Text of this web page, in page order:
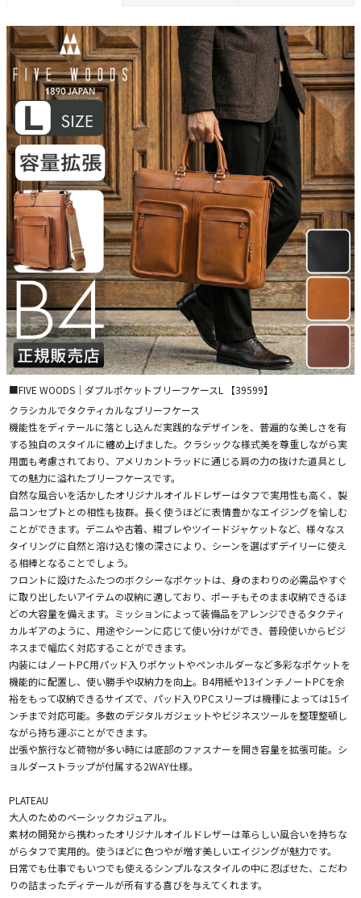
■FIVE WOODS｜ダブルポケットブリーフケースL 【39599】
クラシカルでタクティカルなブリーフケース
機能性をディテールに落とし込んだ実践的なデザインを、普遍的な美しさを有
する独自のスタイルに纏め上げました。クラシックな様式美を尊重しながら実
用面も考慮されており、アメリカントラッドに通じる肩の力の抜けた道具とし
ての魅力に溢れたブリーフケースです。
自然な風合いを活かしたオリジナルオイルドレザーはタフで実用性も高く、製
品コンセプトとの相性も抜群。長く使うほどに表情豊かなエイジングを愉しむ
ことができます。デニムや古着、紺ブレやツイードジャケットなど、様々なス
タイリングに自然と溶け込む懐の深さにより、シーンを選ばずデイリーに使え
る相棒となることでしょう。
フロントに設けたふたつのボクシーなポケットは、身のまわりの必需品やすぐ
に取り出したいアイテムの収納に適しており、ポーチもそのまま収納できるほ
どの大容量を備えます。ミッションによって装備品をアレンジできるタクティ
カルギアのように、用途やシーンに応じて使い分けができ、普段使いからビジ
ネスまで幅広く対応することができます。
内装にはノートPC用パッド入りポケットやペンホルダーなど多彩なポケットを
機能的に配置し、使い勝手や収納力を向上。B4用紙や13インチノートPCを余
裕をもって収納できるサイズで、パッド入りPCスリーブは機種によっては15イ
ンチまで対応可能。多数のデジタルガジェットやビジネスツールを整理整頓し
ながら持ち運ぶことができます。
出張や旅行など荷物が多い時には底部のファスナーを開き容量を拡張可能。シ
ョルダーストラップが付属する2WAY仕様。
PLATEAU
大人のためのベーシックカジュアル。
素材の開発から携わったオリジナルオイルドレザーは革らしい風合いを持ちな
がらタフで実用的。使うほどに色つやが増す美しいエイジングが魅力です。
日常でも仕事でもいつでも使えるシンプルなスタイルの中に忍ばせた、こだわ
りの詰まったディテールが所有する喜びを与えてくれます。